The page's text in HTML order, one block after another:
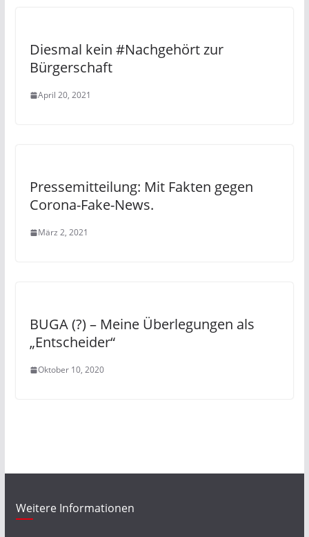
Diesmal kein #Nachgehört zur
Bürgerschaft
April 20, 2021
Pressemitteilung: Mit Fakten gegen
Corona-Fake-News.
März 2, 2021
BUGA (?) – Meine Überlegungen als
„Entscheider“
Oktober 10, 2020
Weitere Informationen